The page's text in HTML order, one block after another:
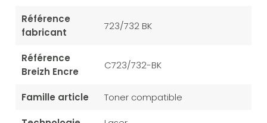
Référence
fabricant
723/732 BK
Référence
Breizh Encre
C723/732-BK
Famille article Toner compatible